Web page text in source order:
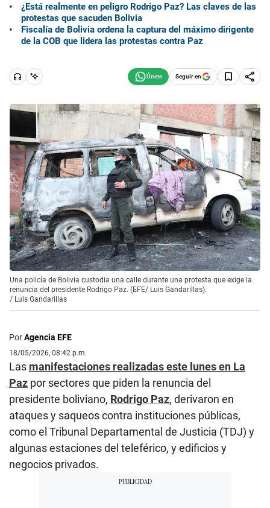
¿Está realmente en peligro Rodrigo Paz? Las claves de las
protestas que sacuden Bolivia
Fiscalía de Bolivia ordena la captura del máximo dirigente
de la COB que lidera las protestas contra Paz
Seguir en
Una policía de Bolivia custodia una calle durante una protesta que exige la
renuncia del presidente Rodrigo Paz. (EFE/ Luis Gandarillas).
/ Luis Gandarillas
PorAgencia EFE
18/05/2026, 08:42 p.m.
Las manifestaciones realizadas este lunes en La
Paz por sectores que piden la renuncia del
presidente boliviano, Rodrigo Paz, derivaron en
ataques y saqueos contra instituciones públicas,
como el Tribunal Departamental de Justicia (TDJ) y
algunas estaciones del teleférico, y edificios y
negocios privados.